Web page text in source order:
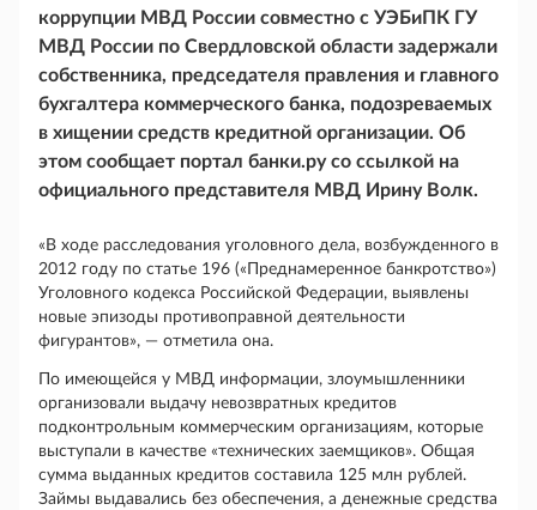
коррупции МВД России совместно с УЭБиПК ГУ
МВД России по Свердловской области задержали
собственника, председателя правления и главного
бухгалтера коммерческого банка, подозреваемых
в хищении средств кредитной организации. Об
этом сообщает портал банки.ру со ссылкой на
официального представителя МВД Ирину Волк.
«В ходе расследования уголовного дела, возбужденного в
2012 году по статье 196 («Преднамеренное банкротство»)
Уголовного кодекса Российской Федерации, выявлены
новые эпизоды противоправной деятельности
фигурантов», — отметила она.
По имеющейся у МВД информации, злоумышленники
организовали выдачу невозвратных кредитов
подконтрольным коммерческим организациям, которые
выступали в качестве «технических заемщиков». Общая
сумма выданных кредитов составила 125 млн рублей.
Займы выдавались без обеспечения, а денежные средства